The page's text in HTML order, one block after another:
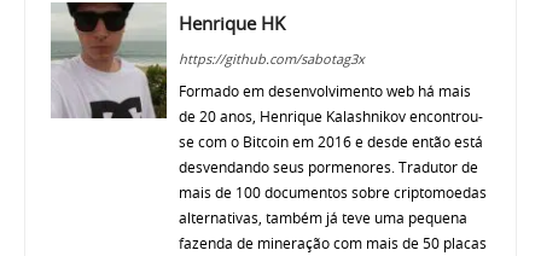
Henrique HK
https://github.com/sabotag3x
Formado em desenvolvimento web há mais
de 20 anos, Henrique Kalashnikov encontrou-
se com o Bitcoin em 2016 e desde então está
desvendando seus pormenores. Tradutor de
mais de 100 documentos sobre criptomoedas
alternativas, também já teve uma pequena
fazenda de mineração com mais de 50 placas